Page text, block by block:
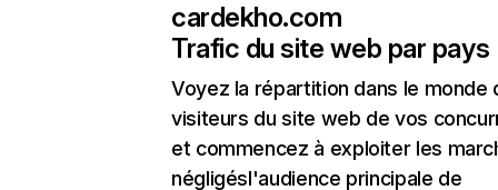
cardekho.com
Trafic du site web par pays
Voyez la répartition dans le monde
visiteurs du site web de vos
et commencez à exploiter les
négligésl'audience principale de